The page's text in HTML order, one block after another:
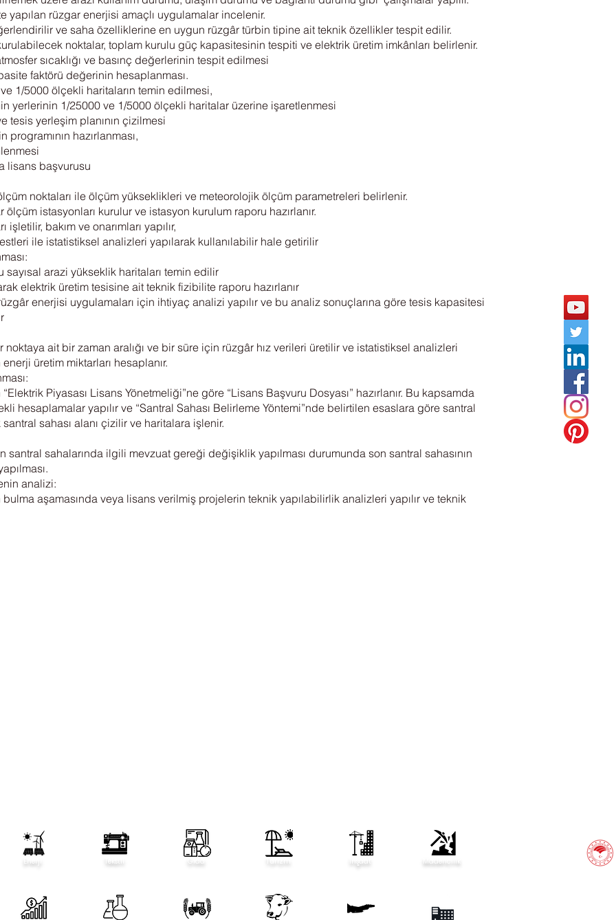
yapılan rüzgar enerjisi amaçlı uygulamalar incelenir.
ve saha özelliklerine en uygun rüzgâr türbin tipine ait teknik özellikler tespit edilir.
noktalar, toplam kurulu güç kapasitesinin tespiti ve elektrik üretim imkânları belirlenir.
sıcaklığı ve basınç değerlerinin tespit edilmesi
faktörü değerinin hesaplanması.
1/5000 ölçekli haritaların temin edilmesi,
yerlerinin 1/25000 ve 1/5000 ölçekli haritalar üzerine işaretlenmesi
tesis yerleşim planının çizilmesi
programının hazırlanması,
lisans başvurusu
noktaları ile ölçüm yükseklikleri ve meteorolojik ölçüm parametreleri belirlenir.
istasyonları kurulur ve istasyon kurulum raporu hazırlanır.
bakım ve onarımları yapılır,
ile istatistiksel analizleri yapılarak kullanılabilir hale getirilir
arazi yükseklik haritaları temin edilir
elektrik üretim tesisine ait teknik fizibilite raporu hazırlanır
enerjisi uygulamaları için ihtiyaç analizi yapılır ve bu analiz sonuçlarına göre tesis kapasitesi
ait bir zaman aralığı ve bir süre için rüzgâr hız verileri üretilir ve istatistiksel analizleri
üretim miktarları hesaplanır.
Piyasası Lisans Yönetmeliği”ne göre “Lisans Başvuru Dosyası” hazırlanır. Bu kapsamda
hesaplamalar yapılır ve “Santral Sahası Belirleme Yöntemi”nde belirtilen esaslara göre santral
sahası alanı çizilir ve haritalara işlenir.
santral sahalarında ilgili mevzuat gereği değişiklik yapılması durumunda son santral sahasının
analizi:
aşamasında veya lisans verilmiş projelerin teknik yapılabilirlik analizleri yapılır ve teknik
Enerji Tekstil Gıda Turizm İnşaat Madencilik